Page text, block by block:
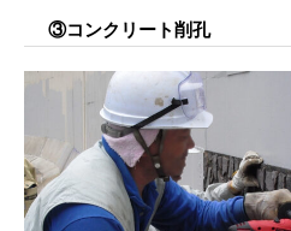
③コンクリート削孔